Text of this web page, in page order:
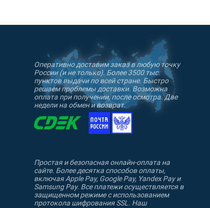
Оперативно доставим заказ в любую точку
России (и не только). Более 3500 тыс.
пунктов выдачи по всей стране. Быстро
решаем проблемы доставки. Возможна
оплата при получении, после осмотра. Две
недели на обмен и возврат.
Простая и безопасная онлайн-оплата на
сайте. Более десятка способов оплаты,
включая Apple Pay, Google Pay, Yandex Pay и
Samsung Pay. Все платежи осуществляется в
защищенном режиме с использованием
протокола шифрования SSL. Наш